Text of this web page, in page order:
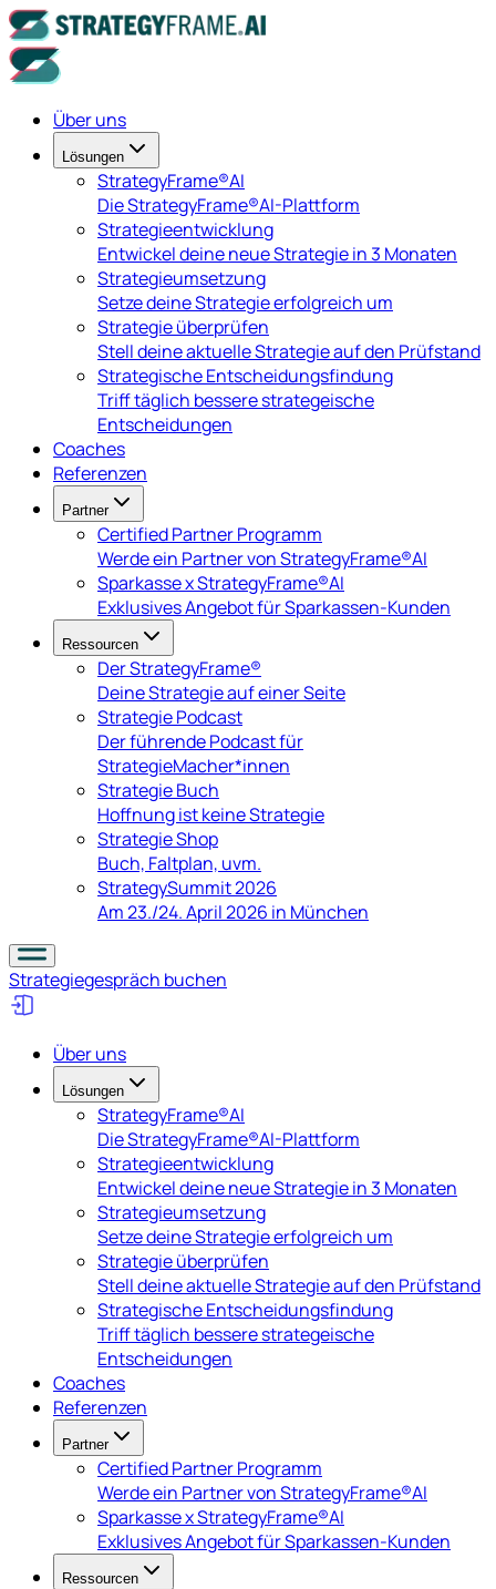
Über uns
Lösungen
StrategyFrame®AI
Die StrategyFrame®AI-Plattform
Strategieentwicklung
Entwickel deine neue Strategie in 3 Monaten
Strategieumsetzung
Setze deine Strategie erfolgreich um
Strategie überprüfen
Stell deine aktuelle Strategie auf den Prüfstand
Strategische Entscheidungsfindung
Triff täglich bessere strategeische
Entscheidungen
Coaches
Referenzen
Partner
Certified Partner Programm
Werde ein Partner von StrategyFrame®AI
Sparkasse x StrategyFrame®AI
Exklusives Angebot für Sparkassen-Kunden
Ressourcen
Der StrategyFrame®
Deine Strategie auf einer Seite
Strategie Podcast
Der führende Podcast für
StrategieMacher*innen
Strategie Buch
Hoffnung ist keine Strategie
Strategie Shop
Buch, Faltplan, uvm.
StrategySummit 2026
Am 23./24. April 2026 in München
Strategiegespräch buchen
Über uns
Lösungen
StrategyFrame®AI
Die StrategyFrame®AI-Plattform
Strategieentwicklung
Entwickel deine neue Strategie in 3 Monaten
Strategieumsetzung
Setze deine Strategie erfolgreich um
Strategie überprüfen
Stell deine aktuelle Strategie auf den Prüfstand
Strategische Entscheidungsfindung
Triff täglich bessere strategeische
Entscheidungen
Coaches
Referenzen
Partner
Certified Partner Programm
Werde ein Partner von StrategyFrame®AI
Sparkasse x StrategyFrame®AI
Exklusives Angebot für Sparkassen-Kunden
Ressourcen